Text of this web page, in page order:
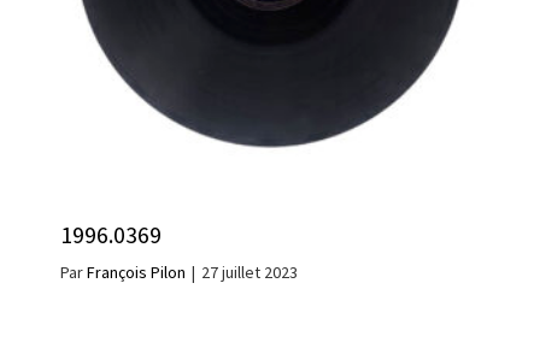
1996.0369
ParFrançois Pilon | 27 juillet 2023